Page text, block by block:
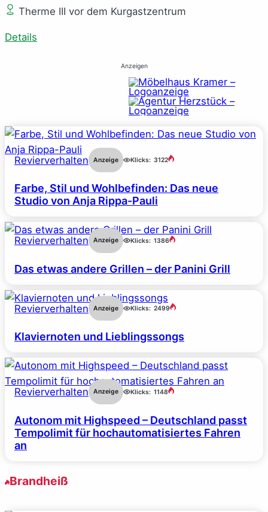
Therme III vor dem Kurgastzentrum
Details
Anzeigen
Revierverhalten Anzeige Klicks: 3122
Farbe, Stil und Wohlbefinden: Das neue
Studio von Anja Rippa-Pauli
Revierverhalten Anzeige Klicks: 1386
Das etwas andere Grillen – der Panini Grill
Revierverhalten Anzeige Klicks: 2499
Klaviernoten und Lieblingssongs
Revierverhalten Anzeige Klicks: 1148
Autonom mit Highspeed – Deutschland passt
Tempolimit für hochautomatisiertes Fahren
an
Brandheiß